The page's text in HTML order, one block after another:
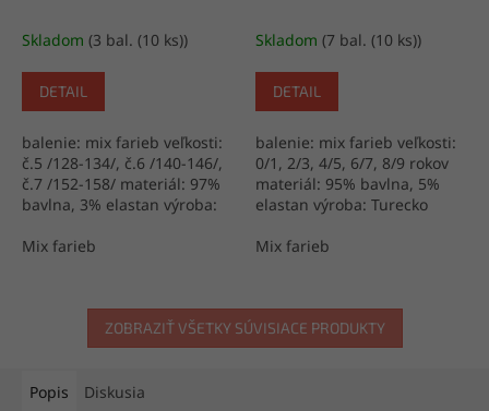
Skladom (3 bal. (10 ks))
DETAIL
balenie: mix farieb veľkosti:
č.5 /128-134/, č.6 /140-146/,
č.7 /152-158/ materiál: 97%
bavlna, 3% elastan výroba:
Mix farieb
Skladom (7 bal. (10 ks))
DETAIL
balenie: mix farieb veľkosti:
0/1, 2/3, 4/5, 6/7, 8/9 rokov
materiál: 95% bavlna, 5%
elastan výroba: Turecko
Mix farieb
ZOBRAZIŤ VŠETKY SÚVISIACE PRODUKTY
Popis Diskusia